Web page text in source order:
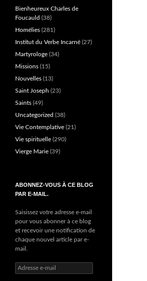
Bienheureux Charles de
Foucauld (38)
Homélies (281)
Institut du Verbe Incarné (27)
Martyrologe (34)
Missions (15)
Nouvelles (13)
Saint Joseph (23)
Saints (49)
Uncategorized (38)
Vie Contemplative (21)
Vie spirituelle (290)
Vierge Marie (39)
ABONNEZ-VOUS À CE BLOG
PAR E-MAIL.
Saisissez votre adresse e-mail
pour vous abonner à ce blog
et recevoir une notification de
chaque nouvel article par e-
mail.
Adresse
e-